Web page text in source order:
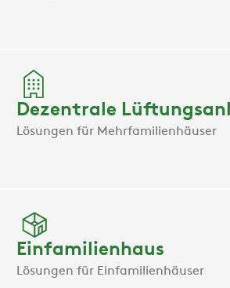
Dezentrale
Wohnungsweise
Lösungen für Mehrfamilienhäuser
Einfamilienhaus
Lösungen für Einfamilienhäuser